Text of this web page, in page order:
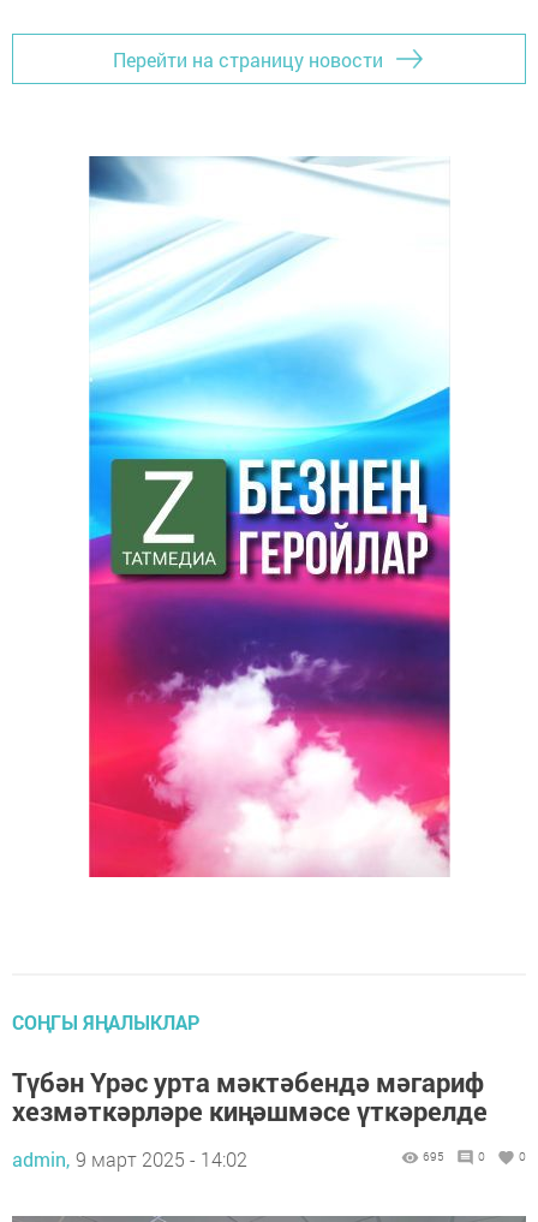
Перейти на страницу новости
СОҢГЫ ЯҢАЛЫКЛАР
Түбән Үрәс урта мәктәбендә мәгариф
хезмәткәрләре киңәшмәсе үткәрелде
admin, 9 март 2025 - 14:02 695 0 0